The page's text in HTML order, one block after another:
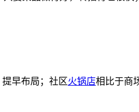
早布局；社区火锅店相比于商